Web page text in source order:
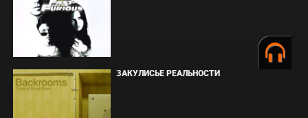
ЗАКУЛИСЬЕ РЕАЛЬНОСТИ